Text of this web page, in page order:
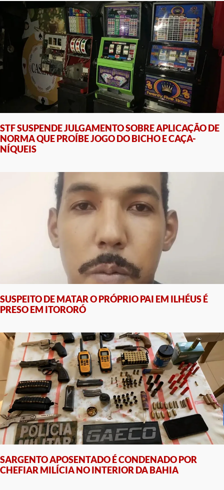
STF SUSPENDE JULGAMENTO SOBRE APLICAÇÃO DE
NORMA QUE PROÍBE JOGO DO BICHO E CAÇA-
NÍQUEIS
SUSPEITO DE MATAR O PRÓPRIO PAI EM ILHÉUS É
PRESO EM ITORORÓ
SARGENTO APOSENTADO É CONDENADO POR
CHEFIAR MILÍCIA NO INTERIOR DA BAHIA